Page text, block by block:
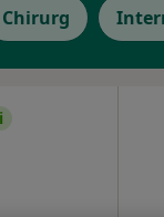
Chirurg